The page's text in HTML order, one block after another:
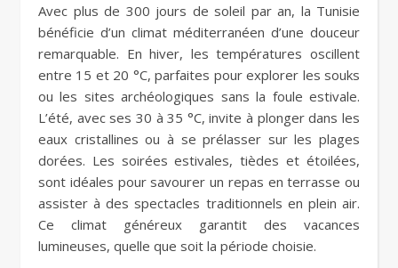
Avec plus de 300 jours de soleil par an, la Tunisie
bénéficie d’un climat méditerranéen d’une douceur
remarquable. En hiver, les températures oscillent
entre 15 et 20 °C, parfaites pour explorer les souks
ou les sites archéologiques sans la foule estivale.
L’été, avec ses 30 à 35 °C, invite à plonger dans les
eaux cristallines ou à se prélasser sur les plages
dorées. Les soirées estivales, tièdes et étoilées,
sont idéales pour savourer un repas en terrasse ou
assister à des spectacles traditionnels en plein air.
Ce climat généreux garantit des vacances
lumineuses, quelle que soit la période choisie.